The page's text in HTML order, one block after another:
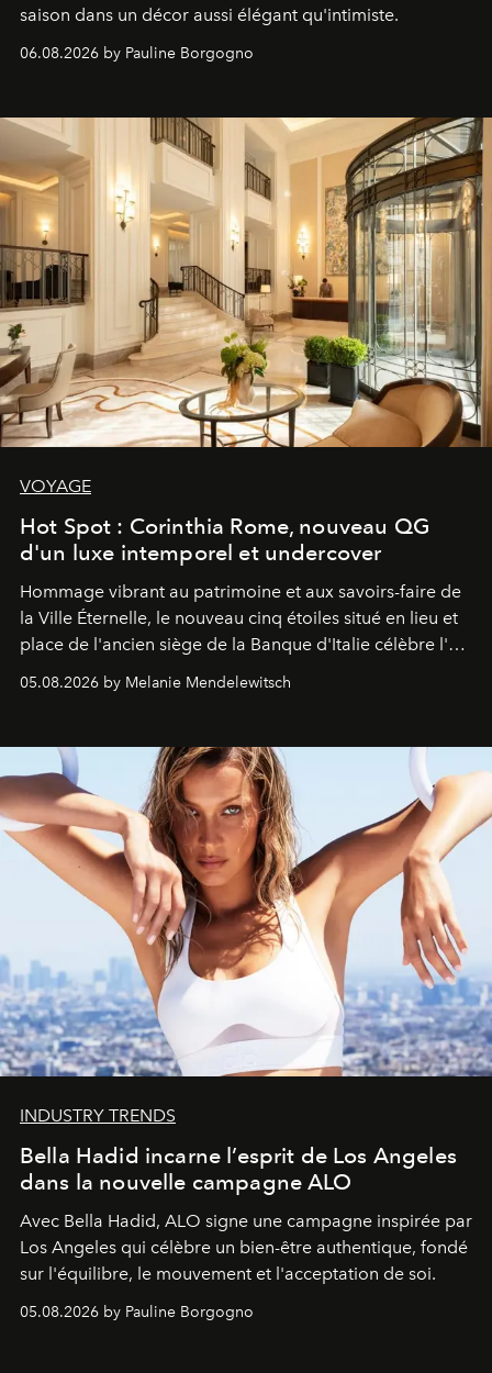
saison dans un décor aussi élégant qu'intimiste.
06.08.2026 by Pauline Borgogno
VOYAGE
Hot Spot : Corinthia Rome, nouveau QG
d'un luxe intemporel et undercover
Hommage vibrant au patrimoine et aux savoirs-faire de
la Ville Éternelle, le nouveau cinq étoiles situé en lieu et
place de l'ancien siège de la Banque d'Italie célèbre l'art
de vivre Romain dans toute son élégance intemporelle.
05.08.2026 by Melanie Mendelewitsch
INDUSTRY TRENDS
Bella Hadid incarne l’esprit de Los Angeles
dans la nouvelle campagne ALO
Avec Bella Hadid, ALO signe une campagne inspirée par
Los Angeles qui célèbre un bien-être authentique, fondé
sur l'équilibre, le mouvement et l'acceptation de soi.
05.08.2026 by Pauline Borgogno